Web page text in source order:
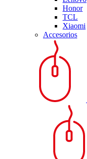
Honor
TCL
Xiaomi
Accesorios